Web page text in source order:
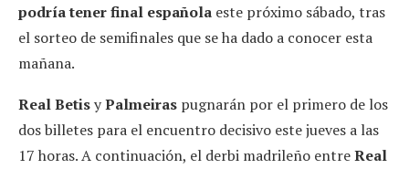
podría tener final española este próximo sábado, tras
el sorteo de semifinales que se ha dado a conocer esta
mañana.
Real BetisyPalmeiras pugnarán por el primero de los
dos billetes para el encuentro decisivo este jueves a las
17 horas. A continuación, el derbi madrileño entreReal